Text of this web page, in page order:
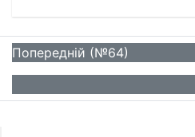
Попередній (№64)